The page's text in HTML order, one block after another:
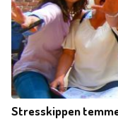
Stresskippen